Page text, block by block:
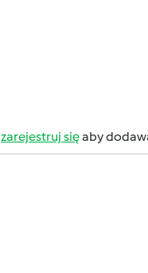
zarejestruj sięaby